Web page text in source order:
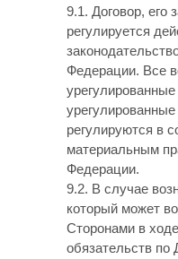
9.1. Договор, его
регулируется
Федерации. Все
регулируются в
материальным
Федерации.
9.2. В случае
который может
Сторонами в
обязательств по